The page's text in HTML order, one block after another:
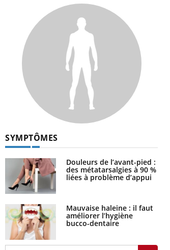
SYMPTÔMES
Douleurs de l’avant-pied :
des métatarsalgies à 90 %
liées à problème d’appui
Mauvaise haleine : il faut
améliorer l’hygiène
bucco-dentaire